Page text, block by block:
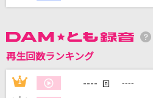
＝LOVE
[生音]水に咲く花・支笏湖へ
水森かおり
再生回数ランキング
1 ---- 回 ----